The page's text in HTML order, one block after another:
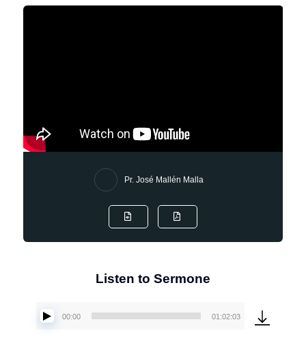
Pr. José Mallén Malla
Listen to Sermone
Reproductor
00:00 01:02:03